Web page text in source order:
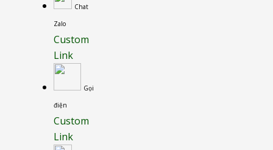
Chat
Zalo
Custom
Link
Gọi
điện
Custom
Link